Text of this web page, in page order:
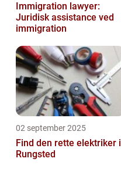
Immigration lawyer:
Juridisk assistance ved
immigration
02 september 2025
Find den rette elektriker i
Rungsted